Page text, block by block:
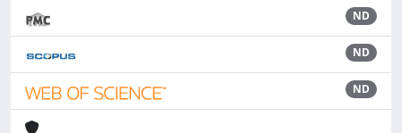
ND
ND
ND